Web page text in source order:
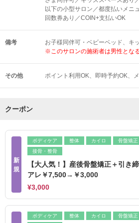
以下の小型サロン／都度払いメニ
回数券あり／COIN+支払いOK
備考
お子様同伴可・ベビーベッド、キ
※このサロンの施術者は男性とな
その他 ポイント利用OK 即時予約OK
クーポン
新
規
ボディケア 整体 カイロ
骨盤矯正
接骨・整骨
【大人気！】産後骨盤矯正＋引き
アレ￥7,500→￥3,000
¥3,000
ボディケア 整体 カイロ
骨盤矯正